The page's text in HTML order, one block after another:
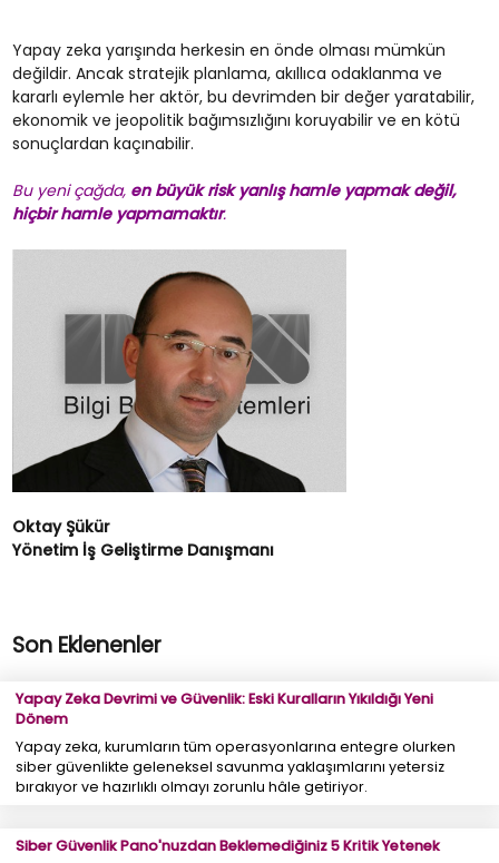
Yapay zeka yarışında herkesin en önde olması mümkün
değildir. Ancak stratejik planlama, akıllıca odaklanma ve
kararlı eylemle her aktör, bu devrimden bir değer yaratabilir,
ekonomik ve jeopolitik bağımsızlığını koruyabilir ve en kötü
sonuçlardan kaçınabilir.
Bu yeni çağda, en büyük risk yanlış hamle yapmak değil,
hiçbir hamle yapmamaktır.
Oktay Şükür
Yönetim İş Geliştirme Danışmanı
Son Eklenenler
Yapay Zeka Devrimi ve Güvenlik: Eski Kuralların Yıkıldığı Yeni
Dönem
Yapay zeka, kurumların tüm operasyonlarına entegre olurken
siber güvenlikte geleneksel savunma yaklaşımlarını yetersiz
bırakıyor ve hazırlıklı olmayı zorunlu hâle getiriyor.
Siber Güvenlik Pano'nuzdan Beklemediğiniz 5 Kritik Yetenek